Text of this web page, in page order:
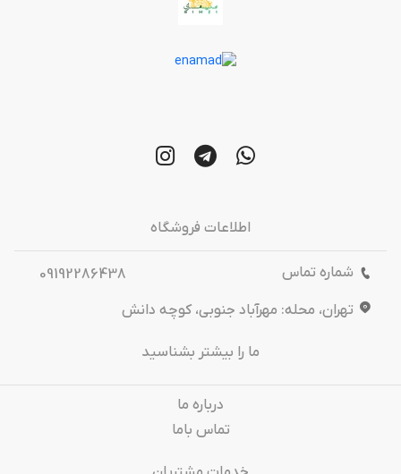
اطلاعات فروشگاه
شماره تماس
09192286438
تهران، محله: مهرآباد جنوبی، کوچه دانش
ما را بیشتر بشناسید
درباره‌ ما
تماس باما